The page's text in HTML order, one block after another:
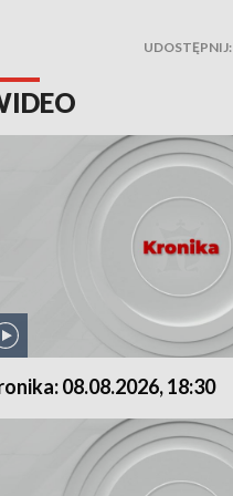
UDOSTĘPNIJ:
08.08.2026, 18:30